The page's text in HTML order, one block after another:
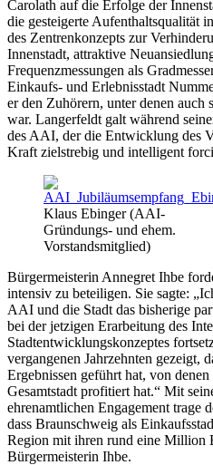
Carolath auf die Erfolge der
die gesteigerte Aufenthaltsqualität
des Zentrenkonzepts zur
Innenstadt, attraktive
Frequenzmessungen als
Einkaufs- und Erlebnisstadt
er den Zuhörern, unter denen
war. Langerfeldt galt während
des AAI, der die Entwicklung des
Kraft zielstrebig und intelligent
Klaus Ebinger (AAI-
Gründungs- und ehem.
Vorstandsmitglied)
Bürgermeisterin Annegret Ihbe
intensiv zu beteiligen. Sie sagte:
AAI und die Stadt das bisherige
bei der jetzigen Erarbeitung des
Stadtentwicklungskonzeptes
vergangenen Jahrzehnten gezeigt,
Ergebnissen geführt hat, von
Gesamtstadt profitiert hat.“ Mit
ehrenamtlichen Engagement trage
dass Braunschweig als
Region mit ihren rund eine Million
Bürgermeisterin Ihbe.